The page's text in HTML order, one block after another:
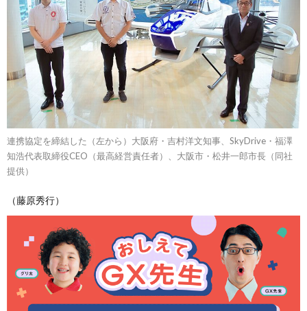
連携協定を締結した（左から）大阪府・吉村洋文知事、SkyDrive・福澤
知浩代表取締役CEO（最高経営責任者）、大阪市・松井一郎市長（同社
提供）
（藤原秀行）